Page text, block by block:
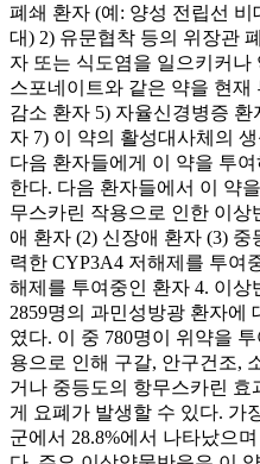
폐쇄 환자 (예: 양성 전립선 비
대) 2) 유문협착 등의 위장관
자 또는 식도염을 일으키커나
스포네이트와 같은 약을 현재
감소 환자 5) 자율신경병증
자 7) 이 약의 활성대사체의
다음 환자들에게 이 약을 투
한다. 다음 환자들에서 이 약
무스카린 작용으로 인한 이상
애 환자 (2) 신장애 환자 (3)
력한 CYP3A4 저해제를 투여
해제를 투여중인 환자 4. 이상
2859명의 과민성방광 환자에
였다. 이 중 780명이 위약을
용으로 인해 구갈, 안구건조,
거나 중등도의 항무스카린
게 요폐가 발생할 수 있다. 가
군에서 28.8%에서 나타났으